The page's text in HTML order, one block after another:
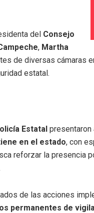
del Consejo
, Martha
de diversas cámaras
estatal.
Estatal
en el estado, con
reforzar la presencia
de las acciones
permanentes de